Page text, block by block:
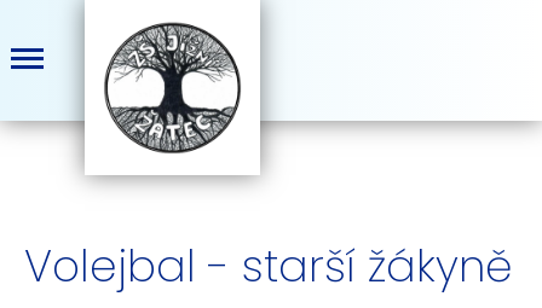
Volejbal - starší žákyně